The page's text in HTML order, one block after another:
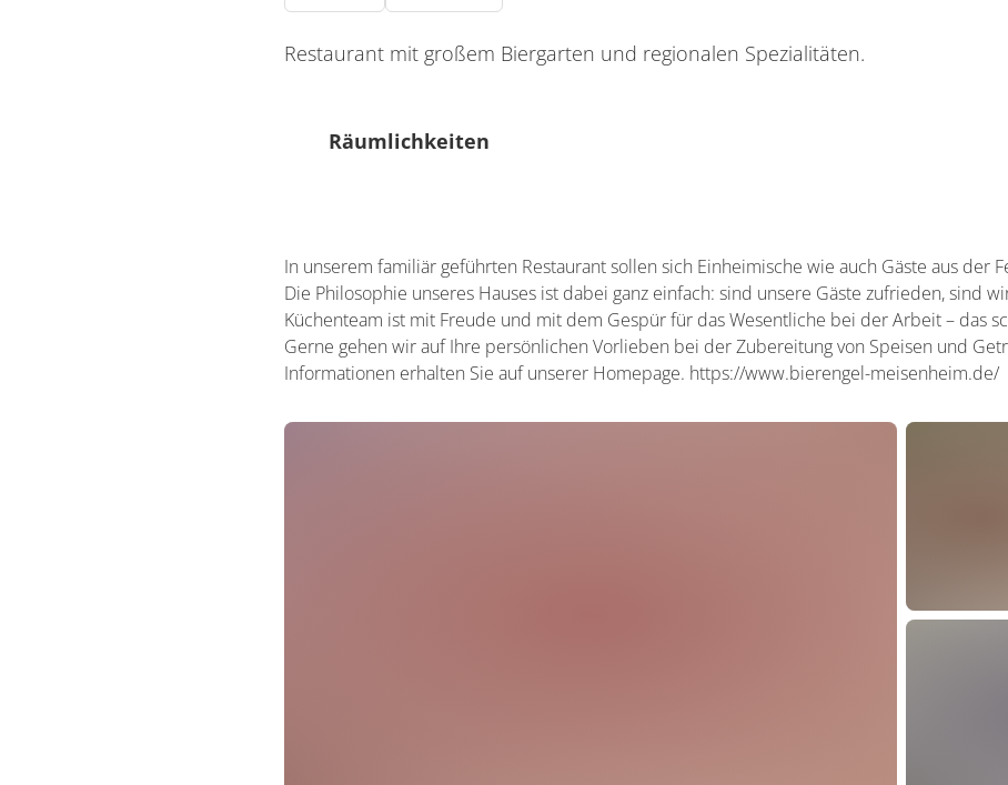
Restaurant mit großem Biergarten und regionalen Spezialitäten.
Räumlichkeiten
0 Sitzplätze (außen)
In unserem familiär geführten Restaurant sollen sich Einheimische wie auch Gäste aus der
Die Philosophie unseres Hauses ist dabei ganz einfach: sind unsere Gäste zufrieden, sind
Küchenteam ist mit Freude und mit dem Gespür für das Wesentliche bei der Arbeit – das
Gerne gehen wir auf Ihre persönlichen Vorlieben bei der Zubereitung von Speisen und
Informationen erhalten Sie auf unserer Homepage. https://www.bierengel-meisenheim.de/